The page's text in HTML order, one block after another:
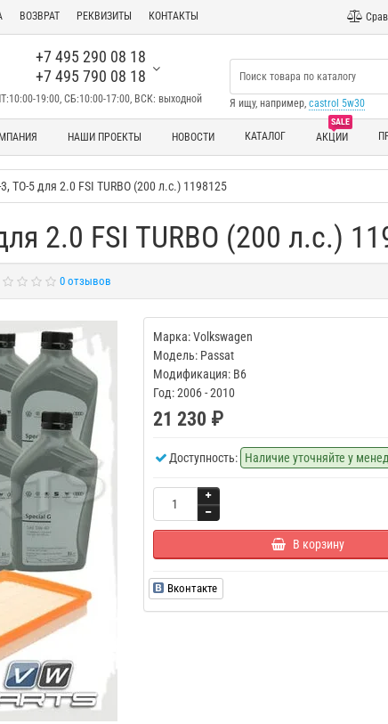
ВОЗВРАТ РЕКВИЗИТЫ КОНТАКТЫ
+7 495 290 08 18
+7 495 790 08 18
19:00, СБ:10:00-17:00, ВСК: выходной Я ищу, например, castrol 5w30
НАШИ ПРОЕКТЫ НОВОСТИ КАТАЛОГ
SALE
АКЦИИ
ТО-5 для 2.0 FSI TURBO (200 л.с.) 1198125
2.0 FSI TURBO (200 л.с.)
0 отзывов
Марка: Volkswagen
Модель: Passat
Модификация: B6
Год: 2006 - 2010
21 230 ₽
Доступность: Наличие уточняйте у
В корзину
Вконтакте